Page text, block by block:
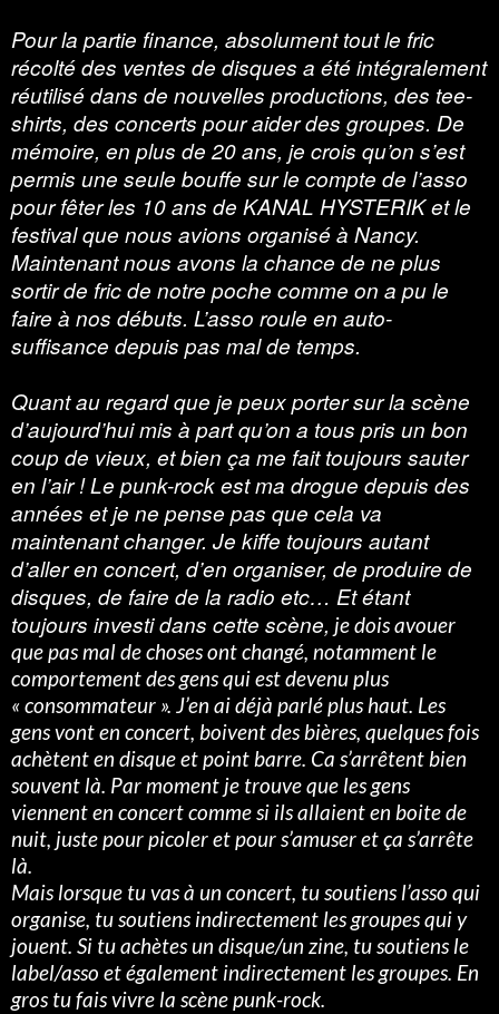
Pour la partie finance, absolument tout le fric
récolté des ventes de disques a été intégralement
réutilisé dans de nouvelles productions, des tee-
shirts, des concerts pour aider des groupes. De
mémoire, en plus de 20 ans, je crois qu’on s’est
permis une seule bouffe sur le compte de l’asso
pour fêter les 10 ans de KANAL HYSTERIK et le
festival que nous avions organisé à Nancy.
Maintenant nous avons la chance de ne plus
sortir de fric de notre poche comme on a pu le
faire à nos débuts. L’asso roule en auto-
suffisance depuis pas mal de temps.
Quant au regard que je peux porter sur la scène
d’aujourd’hui mis à part qu’on a tous pris un bon
coup de vieux, et bien ça me fait toujours sauter
en l’air ! Le punk-rock est ma drogue depuis des
années et je ne pense pas que cela va
maintenant changer. Je kiffe toujours autant
d’aller en concert, d’en organiser, de produire de
disques, de faire de la radio etc… Et étant
toujours investi dans cette scène, je dois avouer
que pas mal de choses ont changé, notamment le
comportement des gens qui est devenu plus
« consommateur ». J’en ai déjà parlé plus haut. Les
gens vont en concert, boivent des bières, quelques fois
achètent en disque et point barre. Ca s’arrêtent bien
souvent là. Par moment je trouve que les gens
viennent en concert comme si ils allaient en boite de
nuit, juste pour picoler et pour s’amuser et ça s’arrête
là.
Mais lorsque tu vas à un concert, tu soutiens l’asso qui
organise, tu soutiens indirectement les groupes qui y
jouent. Si tu achètes un disque/un zine, tu soutiens le
label/asso et également indirectement les groupes. En
gros tu fais vivre la scène punk-rock.